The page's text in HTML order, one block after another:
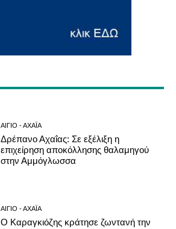
ΑΊΓΙΟ - ΑΧΑΪ́Α
Δρέπανο Αχαΐας: Σε εξέλιξη η
επιχείρηση αποκόλλησης θαλαμηγού
στην Αμμόγλωσσα
ΑΊΓΙΟ - ΑΧΑΪ́Α
Ο Καραγκιόζης κράτησε ζωντανή την